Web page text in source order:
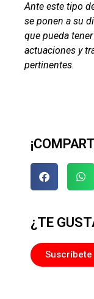
Ante este tipo
se ponen a su
que pueda
actuaciones y
pertinentes.
¿TE
Suscríbete